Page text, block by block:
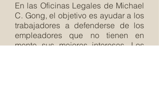
En las Oficinas Legales de Michael
C. Gong, el objetivo es ayudar a los
trabajadores a defenderse de los
empleadores que no tienen en
mente sus mejores intereses. Los